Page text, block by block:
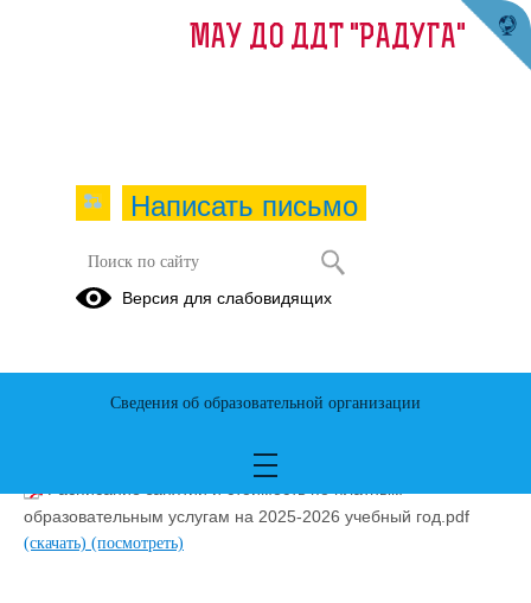
Платные образовательные услуги
для детей и взрослых
Расписание занятий и стоимость по платным
образовательным услугам на 2025-2026 учебный год.pdf
(скачать) (посмотреть)
МАУ ДО ДДТ "РАДУГА"
Написать письмо
Версия для слабовидящих
Сведения об образовательной организации